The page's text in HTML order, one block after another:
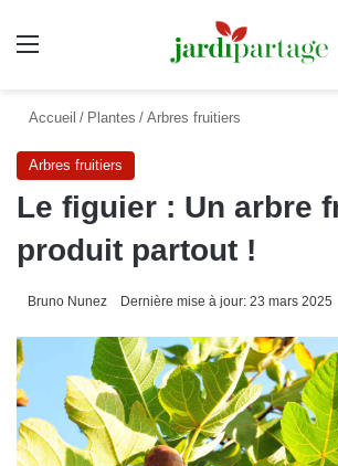
Menu
Accueil / Plantes / Arbres fruitiers
Arbres fruitiers
Le figuier : Un arbre
produit partout !
Bruno Nunez Dernière mise à jour: 23 mars 2025